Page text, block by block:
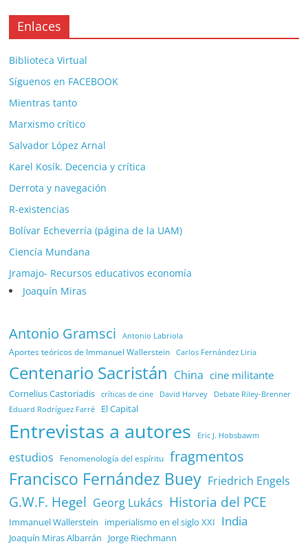
Enlaces
Biblioteca Virtual
Síguenos en FACEBOOK
Mientras tanto
Marxismo crítico
Salvador López Arnal
Karel Kosík. Decencia y crítica
Derrota y navegación
R-existencias
Bolívar Echeverría (página de la UAM)
Ciencía Mundana
Jramajo- Recursos educativos economía
Joaquín Miras
Antonio Gramsci Antonio Labriola
Aportes teóricos de Immanuel Wallerstein Carlos Fernández Liria
Centenario Sacristán China cine militante
Cornelius Castoriadis críticas de cine David Harvey Debate Riley-Brenner
Eduard Rodríguez Farré El Capital
Entrevistas a autores Eric J. Hobsbawm
estudios Fenomenología del espíritu fragmentos
Francisco Fernández Buey Friedrich Engels
G.W.F. Hegel Georg Lukács Historia del PCE
Immanuel Wallerstein imperialismo en el siglo XXI India
Joaquín Miras Albarrán Jorge Riechmann